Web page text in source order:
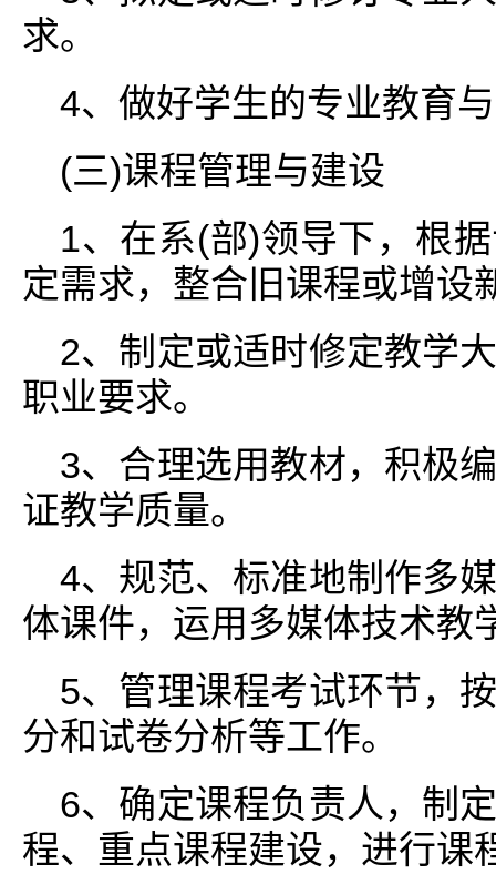
求。
4、做好学生的专业教育
(三)课程管理与建设
1、在系(部)领导下，根
定需求，整合旧课程或增设
2、制定或适时修定教学
职业要求。
3、合理选用教材，积极
证教学质量。
4、规范、标准地制作多
体课件，运用多媒体技术教
5、管理课程考试环节，
分和试卷分析等工作。
6、确定课程负责人，制
程、重点课程建设，进行课